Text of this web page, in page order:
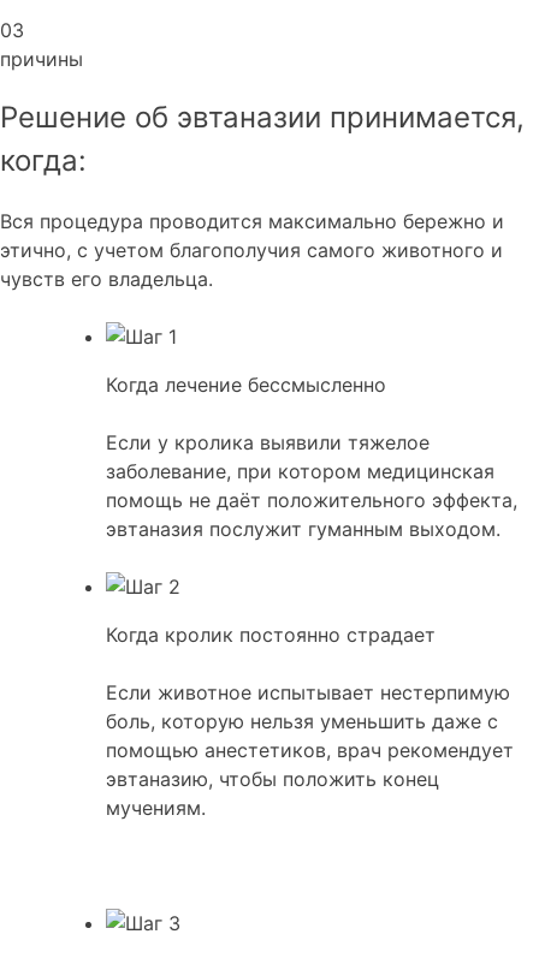
03
причины
Решение об эвтаназии принимается,
когда:
Вся процедура проводится максимально бережно и
этично, с учетом благополучия самого животного и
чувств его владельца.
Когда лечение бессмысленно
Если у кролика выявили тяжелое
заболевание, при котором медицинская
помощь не даёт положительного эффекта,
эвтаназия послужит гуманным выходом.
Когда кролик постоянно страдает
Если животное испытывает нестерпимую
боль, которую нельзя уменьшить даже с
помощью анестетиков, врач рекомендует
эвтаназию, чтобы положить конец
мучениям.